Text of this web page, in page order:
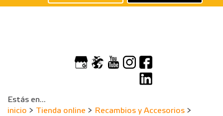
Estás en...
inicio > Tienda online > Recambios y Accesorios >